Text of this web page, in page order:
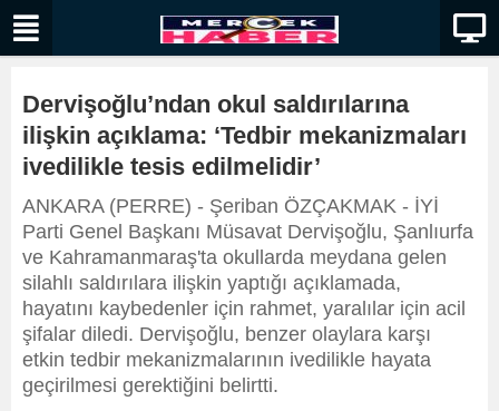
Dervişoğlu’ndan okul saldırılarına
ilişkin açıklama: ‘Tedbir mekanizmaları
ivedilikle tesis edilmelidir’
ANKARA (PERRE) - Şeriban ÖZÇAKMAK - İYİ
Parti Genel Başkanı Müsavat Dervişoğlu, Şanlıurfa
ve Kahramanmaraş'ta okullarda meydana gelen
silahlı saldırılara ilişkin yaptığı açıklamada,
hayatını kaybedenler için rahmet, yaralılar için acil
şifalar diledi. Dervişoğlu, benzer olaylara karşı
etkin tedbir mekanizmalarının ivedilikle hayata
geçirilmesi gerektiğini belirtti.